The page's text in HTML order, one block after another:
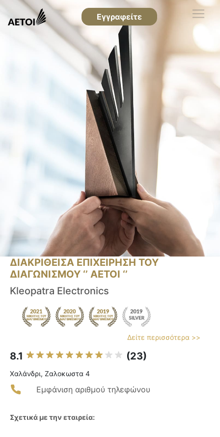
Εγγραφείτε
ΔΙΑΚΡΙΘΕΙΣΑ ΕΠΙΧΕΙΡΗΣΗ ΤΟΥ
ΔΙΑΓΩΝΙΣΜΟΥ ‘’ ΑΕΤΟΙ ‘’
Kleopatra Electronics
Δείτε περισσότερα >>
8.1 (23)
Χαλάνδρι, Ζαλοκωστα 4
Εμφάνιση αριθμού τηλεφώνου
Σχετικά με την εταιρεία: